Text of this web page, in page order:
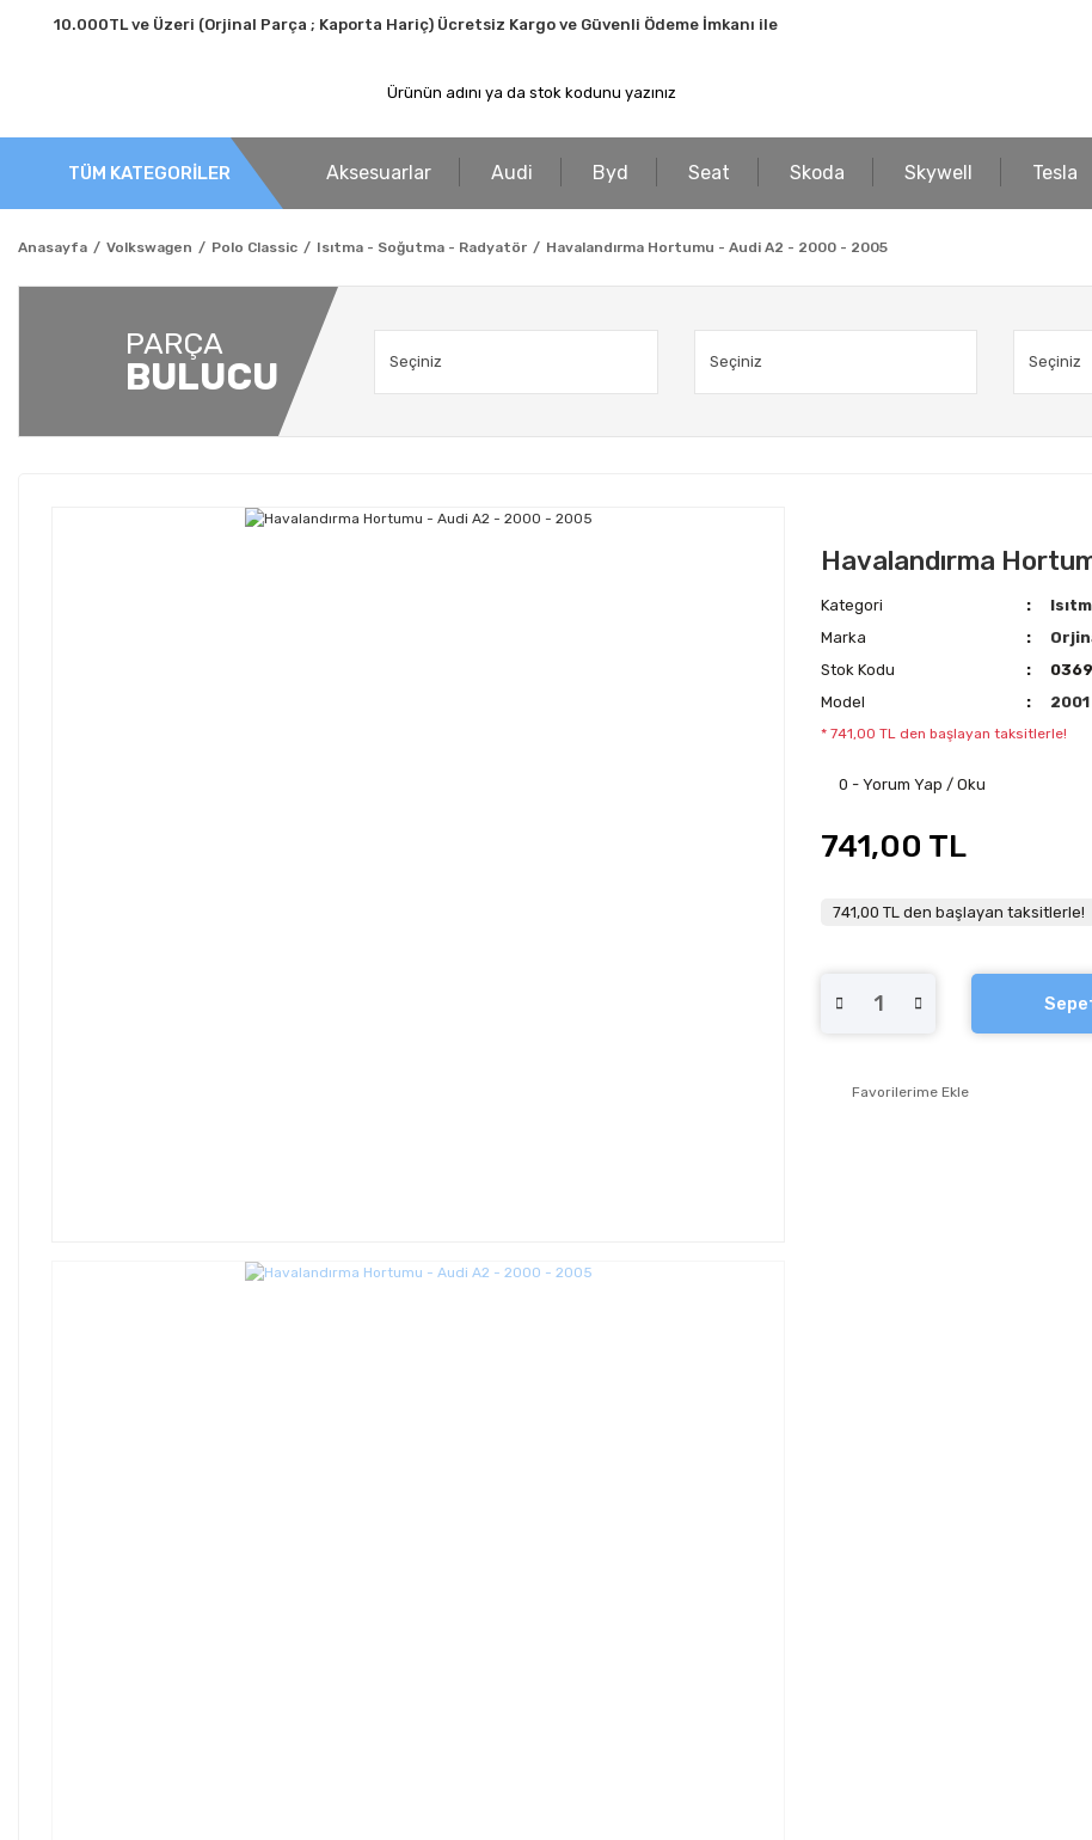
10.000TL ve Üzeri (Orjinal Parça ; Kaporta Hariç) Ücretsiz Kargo ve Güvenli Ödeme İmkanı ile
TÜM KATEGORİLER Aksesuarlar Audi Byd Seat Skoda Skywell Tesla
Anasayfa Volkswagen Polo Classic Isıtma - Soğutma - Radyatör Havalandırma Hortumu - Audi A2 - 2000 - 2005
PARÇA
BULUCU
Havalandırma
Kategori
Marka
Stok Kodu
Model
* 741,00 TL den başlayan taksitlerle!
0 - Yorum Yap / Oku
741,00 TL
741,00 TL den başlayan taksitlerle!